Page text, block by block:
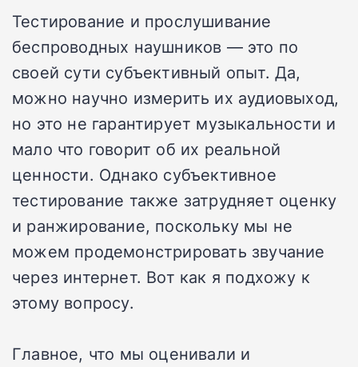
Тестирование и прослушивание
беспроводных наушников — это по
своей сути субъективный опыт. Да,
можно научно измерить их аудиовыход,
но это не гарантирует музыкальности и
мало что говорит об их реальной
ценности. Однако субъективное
тестирование также затрудняет оценку
и ранжирование, поскольку мы не
можем продемонстрировать звучание
через интернет. Вот как я подхожу к
этому вопросу.
Главное, что мы оценивали и